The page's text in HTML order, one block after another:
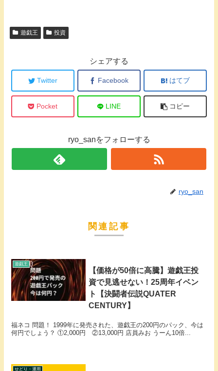
遊戯王 投資
シェアする
Twitter Facebook はてブ
Pocket LINE コピー
ryo_sanをフォローする
ryo_san
関連記事
遊戯王
【価格が50倍に高騰】遊戯王投
資で見逃せない！25周年イベン
ト【決闘者伝説QUATER
CENTURY】
福ネコ 問題！ 1999年に発売された、遊戯王の200円のパック、今は
何円でしょう？ ①2,000円 ②13,000円 店員みお うーん10倍...
せどり・運用